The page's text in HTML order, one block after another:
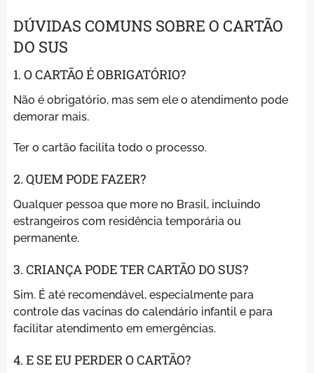
DÚVIDAS COMUNS SOBRE O CARTÃO
DO SUS
1. O CARTÃO É OBRIGATÓRIO?
Não é obrigatório, mas sem ele o atendimento pode
demorar mais.
Ter o cartão facilita todo o processo.
2. QUEM PODE FAZER?
Qualquer pessoa que more no Brasil, incluindo
estrangeiros com residência temporária ou
permanente.
3. CRIANÇA PODE TER CARTÃO DO SUS?
Sim. É até recomendável, especialmente para
controle das vacinas do calendário infantil e para
facilitar atendimento em emergências.
4. E SE EU PERDER O CARTÃO?